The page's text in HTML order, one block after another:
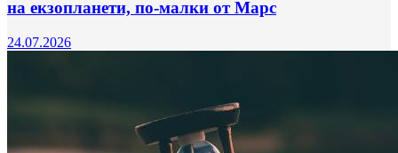
на екзопланети, по-малки от Марс
24.07.2026